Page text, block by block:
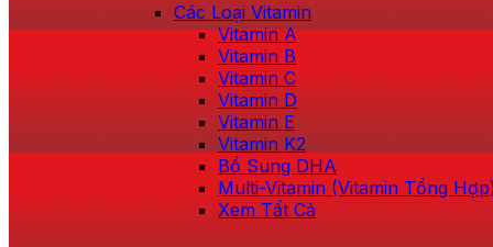
Các Loại Vitamin
Vitamin A
Vitamin B
Vitamin C
Vitamin D
Vitamin E
Vitamin K2
Bổ Sung DHA
Multi-Vitamin (Vitamin Tổng
Xem Tất Cả